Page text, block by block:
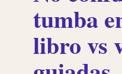
tumba
libro vs